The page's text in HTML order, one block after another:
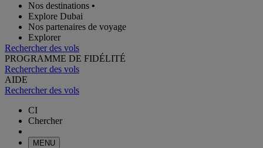
Nos destinations •
Explore Dubai
Nos partenaires de voyage
Explorer
Rechercher des vols
PROGRAMME DE FIDÉLITÉ
Rechercher des vols
AIDE
Rechercher des vols
CI
Chercher
MENU